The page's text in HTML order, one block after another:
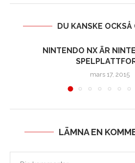
DU KANSKE OCKSÅ
NINTENDO NX ÄR
mars 17, 2015
LÄMNA EN